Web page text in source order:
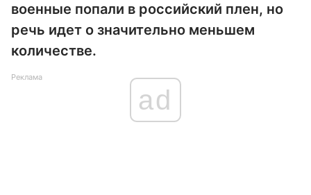
военные попали в российский плен, но
речь идет о значительно меньшем
количестве.
Реклама
ad